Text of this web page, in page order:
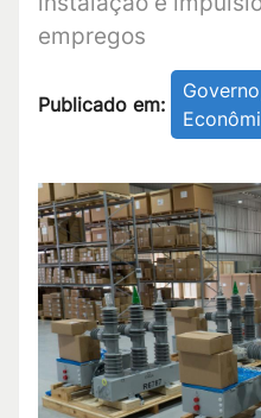
empregos
Publicado em: